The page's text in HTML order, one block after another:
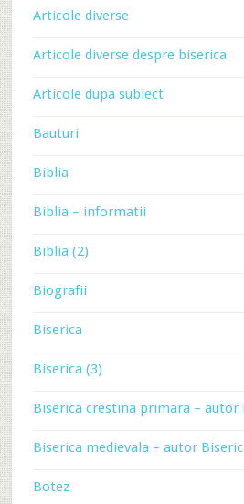
Articole diverse
Articole diverse despre biserica
Articole dupa subiect
Bauturi
Biblia
Biblia – informatii
Biblia (2)
Biografii
Biserica
Biserica (3)
Biserica crestina primara – autor
Biserica medievala – autor
Botez